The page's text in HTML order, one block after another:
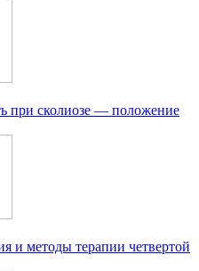
при сколиозе — положение
и методы терапии четвертой